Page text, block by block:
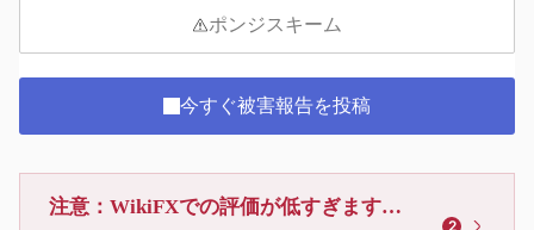
ポンジスキーム
今すぐ被害報告を投稿
注意：WikiFXでの評価が低すぎます、利用しないでください
2